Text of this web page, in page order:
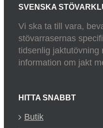
SVENSKA
Vi ska ta till vara,
stövarrasernas
tidsenlig jaktutövning
information om jakt
HITTA SNABBT
Butik